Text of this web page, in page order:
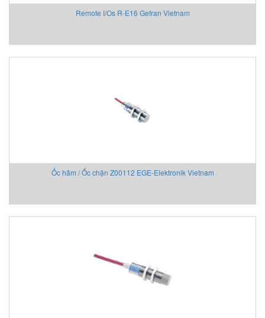
Remote I/Os R-E16 Gefran Vietnam
Ốc hãm / Ốc chặn Z00112 EGE-Elektronik Vietnam